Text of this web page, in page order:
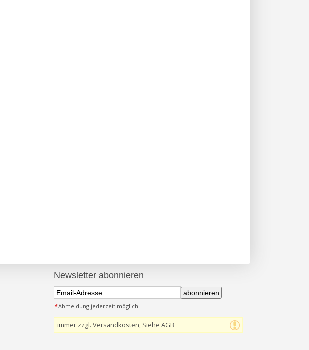
Newsletter abonnieren
abonnieren
*Abmeldung jederzeit möglich
immer zzgl. Versandkosten, Siehe AGB